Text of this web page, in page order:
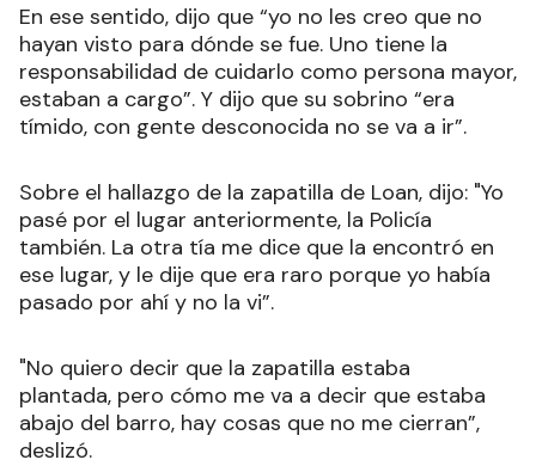
En ese sentido, dijo que “yo no les creo que no
hayan visto para dónde se fue. Uno tiene la
responsabilidad de cuidarlo como persona mayor,
estaban a cargo”. Y dijo que su sobrino “era
tímido, con gente desconocida no se va a ir”.
Sobre el hallazgo de la zapatilla de Loan, dijo: "Yo
pasé por el lugar anteriormente, la Policía
también. La otra tía me dice que la encontró en
ese lugar, y le dije que era raro porque yo había
pasado por ahí y no la vi”.
"No quiero decir que la zapatilla estaba
plantada, pero cómo me va a decir que estaba
abajo del barro, hay cosas que no me cierran”,
deslizó.